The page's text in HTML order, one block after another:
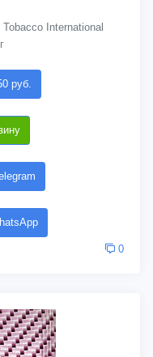
International
руб.
0